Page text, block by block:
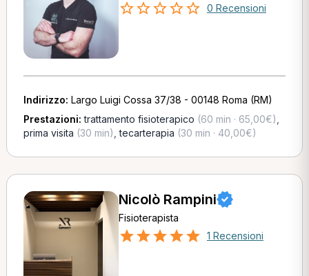
0 Recensioni
Indirizzo: Largo Luigi Cossa 37/38 - 00148 Roma (RM)
Prestazioni:trattamento fisioterapico (60 min · 65,00€)
prima visita (30 min) ,tecarterapia (30 min · 40,00€)
Nicolò Rampini
Fisioterapista
1 Recensioni